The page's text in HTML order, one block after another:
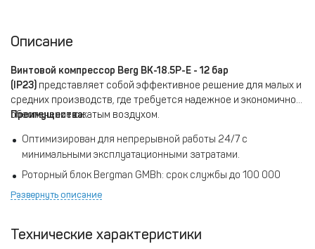
Описание
Винтовой компрессор Berg ВК-18.5Р-Е - 12 бар
(IP23) представляет собой эффективное решение для малых и
средних производств, где требуется надежное и экономичное
обеспечение сжатым воздухом.
Преимущества:
Оптимизирован для непрерывной работы 24/7 с
минимальными эксплуатационными затратами.
Роторный блок Bergman GMBh: срок службы до 100 000
моточасов, с интервалом замены подшипников 40 000
Прочный и звукоизолированный корпус обеспечивает
Развернуть описание
Технические характеристики